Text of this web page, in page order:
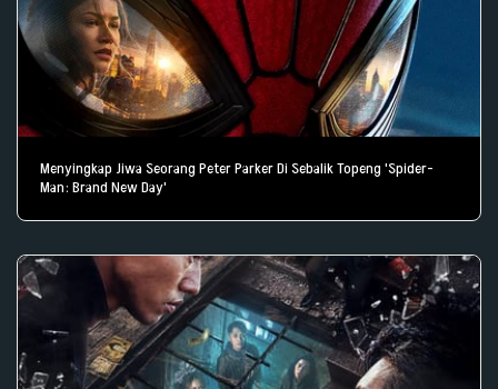
Menyingkap Jiwa Seorang Peter Parker Di Sebalik Topeng 'Spider-
Man: Brand New Day'